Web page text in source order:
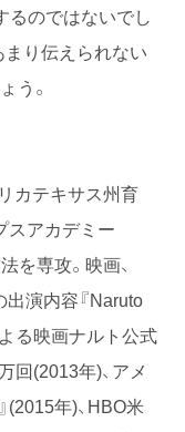
るのではないでし
まり伝えられない
う。
カテキサス州育
スアカデミー
専攻。映画、
出演内容『Naruto
る映画ナルト公式
回(2013年)、アメ
年)、HBO米